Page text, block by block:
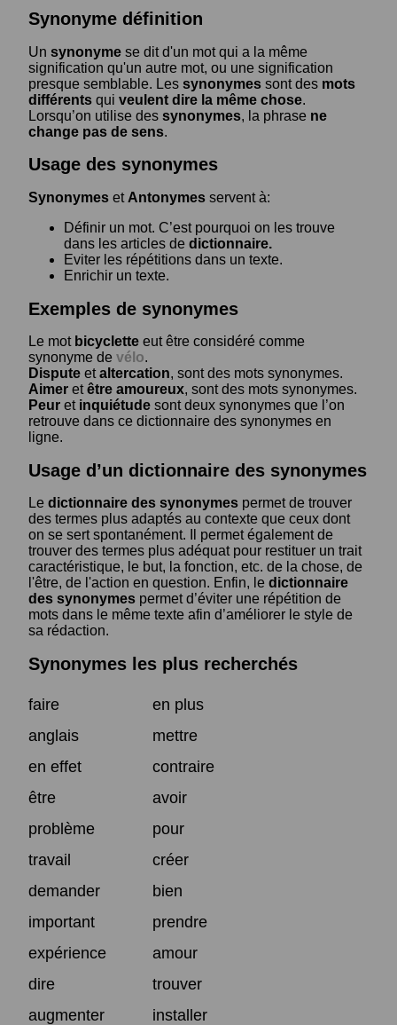
Synonyme définition
Un synonyme se dit d'un mot qui a la même
signification qu'un autre mot, ou une signification
presque semblable. Les synonymes sont des mots
différents qui veulent dire la même chose.
Lorsqu’on utilise des synonymes, la phrase ne
change pas de sens.
Usage des synonymes
Synonymes et Antonymes servent à:
Définir un mot. C’est pourquoi on les trouve
dans les articles de dictionnaire.
Eviter les répétitions dans un texte.
Enrichir un texte.
Exemples de synonymes
Le mot bicyclette eut être considéré comme
synonyme de vélo.
Dispute etaltercation, sont des mots synonymes.
Aimer etêtre amoureux, sont des mots synonymes.
Peur et inquiétude sont deux synonymes que l’on
retrouve dans ce dictionnaire des synonymes en
ligne.
Usage d’un dictionnaire des synonymes
Le dictionnaire des synonymes permet de trouver
des termes plus adaptés au contexte que ceux dont
on se sert spontanément. Il permet également de
trouver des termes plus adéquat pour restituer un trait
caractéristique, le but, la fonction, etc. de la chose, de
l'être, de l'action en question. Enfin, le dictionnaire
des synonymes permet d’éviter une répétition de
mots dans le même texte afin d’améliorer le style de
sa rédaction.
Synonymes les plus recherchés
faire
en plus
anglais
mettre
en effet
contraire
être
avoir
problème
pour
travail
créer
demander
bien
important
prendre
expérience
amour
dire
trouver
augmenter
installer